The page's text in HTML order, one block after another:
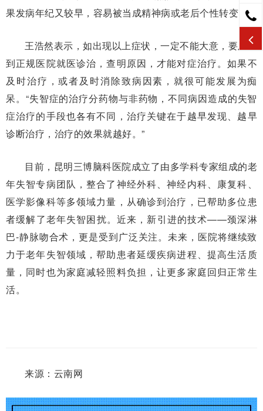
果发病年纪又较早，容易被当成精神病或老后个性转变。
王浩然表示，如出现以上症状，一定不能大意，要及时
到正规医院就医诊治，查明原因，才能对症治疗。如果不
及时治疗，或者及时消除致病因素，就很可能发展为痴
呆。“失智症的治疗分药物与非药物，不同病因造成的失智
症治疗的手段也各有不同，治疗关键在于越早发现、越早
诊断治疗，治疗的效果就越好。”
目前，昆明三博脑科医院成立了由多学科专家组成的老
年失智专病团队，整合了神经外科、神经内科、康复科、
医学影像科等多领域力量，从确诊到治疗，已帮助多位患
者缓解了老年失智困扰。近来，新引进的技术——颈深淋
巴-静脉吻合术，更是受到广泛关注。未来，医院将继续致
力于老年失智领域，帮助患者延缓疾病进程、提高生活质
量，同时也为家庭减轻照料负担，让更多家庭回归正常生
活。
来源：云南网